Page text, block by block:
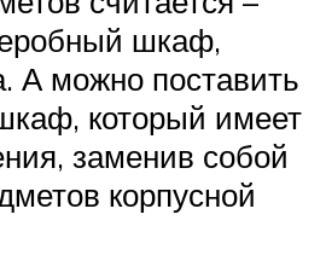
шкаф,
А можно поставить
который имеет
заменив собой
корпусной